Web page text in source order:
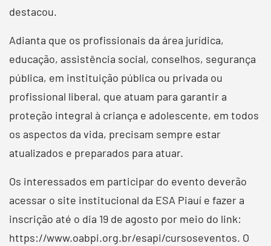
destacou.
Adianta que os profissionais da área jurídica,
educação, assistência social, conselhos, segurança
pública, em instituição pública ou privada ou
profissional liberal, que atuam para garantir a
proteção integral à criança e adolescente, em todos
os aspectos da vida, precisam sempre estar
atualizados e preparados para atuar.
Os interessados em participar do evento deverão
acessar o site institucional da ESA Piauí e fazer a
inscrição até o dia 19 de agosto por meio do link:
https://www.oabpi.org.br/esapi/cursoseventos. O